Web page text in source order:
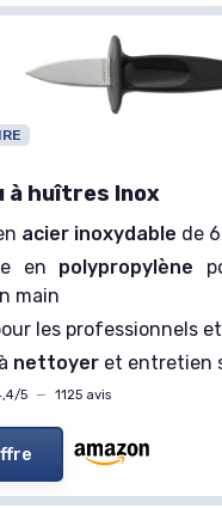
à huîtres Inox
acier inoxydable de
en polypropylène
main
les professionnels
nettoyer et entretien
5 — 1125 avis